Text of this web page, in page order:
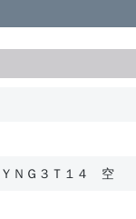
ＮＧ３Ｔ１４ 空